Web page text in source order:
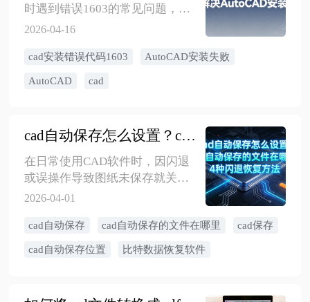
时遇到错误1603的常见问题，尽
管安装包和电脑配置无问题，但
题，文章整理了六种高效的解决
方法，旨在帮助用户成功完成
2026-04-16
cad安装错误代码1603 AutoCAD安装失败
AutoCAD cad
cad自动保存怎么设置？cad自动保存的文件在哪里？4种闪退恢复方法
​在日常使用CAD软件时，因闪退
或误操作导致图纸未保存就关闭
的情况并不少见。文件丢失后，
的文件在哪里”这个问题。结合多
年处理这类问题的经验，本文将
2026-04-01
cad自动保存 cad自动保存的文件在哪里 cad保存
cad自动保存位置 比特数据恢复软件